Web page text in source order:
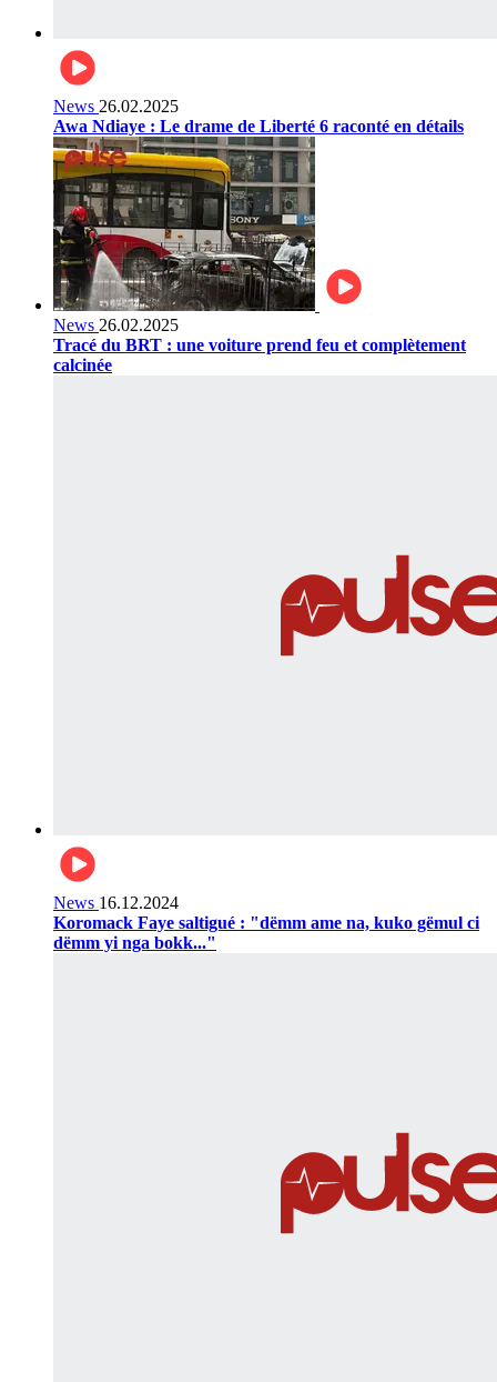
News 26.02.2025
Awa Ndiaye : Le drame de Liberté 6 raconté en détails
News 26.02.2025
Tracé du BRT : une voiture prend feu et complètement
calcinée
News 16.12.2024
Koromack Faye saltigué : "dëmm ame na, kuko gëmul ci
dëmm yi nga bokk..."